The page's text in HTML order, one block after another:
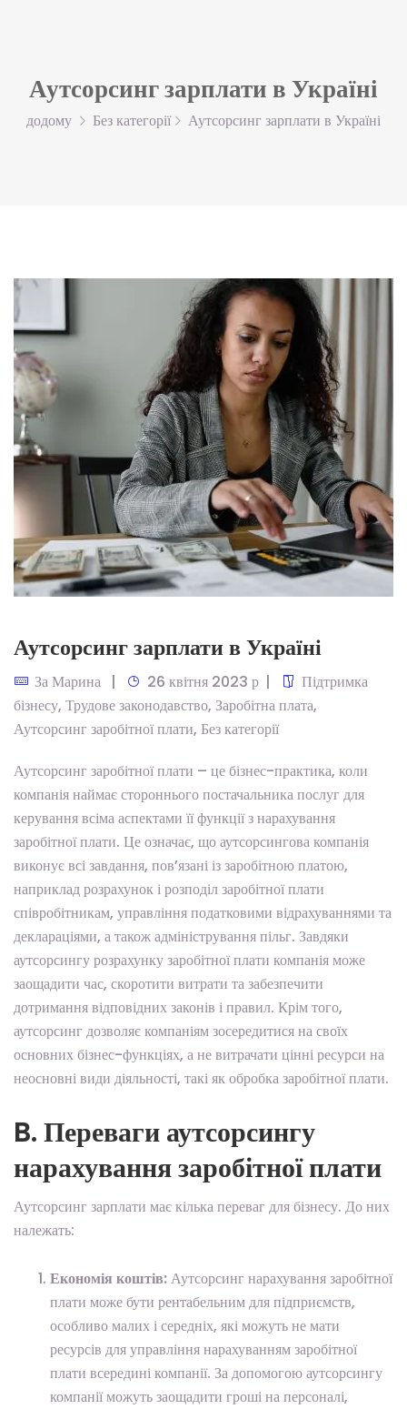
Аутсорсинг зарплати в Україні
додому Без категорії Аутсорсинг зарплати в Україні
Аутсорсинг зарплати в Україні
ЗаМарина 26 квітня 2023 р
Підтримка
бізнесу, Трудове законодавство, Заробітна плата,
Аутсорсинг заробітної плати, Без категорії
Аутсорсинг заробітної плати – це бізнес-практика, коли
компанія наймає стороннього постачальника послуг для
керування всіма аспектами її функції з нарахування
заробітної плати. Це означає, що аутсорсингова компанія
виконує всі завдання, пов’язані із заробітною платою,
наприклад розрахунок і розподіл заробітної плати
співробітникам, управління податковими відрахуваннями та
деклараціями, а також адміністрування пільг. Завдяки
аутсорсингу розрахунку заробітної плати компанія може
заощадити час, скоротити витрати та забезпечити
дотримання відповідних законів і правил. Крім того,
аутсорсинг дозволяє компаніям зосередитися на своїх
основних бізнес-функціях, а не витрачати цінні ресурси на
неосновні види діяльності, такі як обробка заробітної плати.
B. Переваги аутсорсингу
нарахування заробітної плати
Аутсорсинг зарплати має кілька переваг для бізнесу. До них
належать:
Економія коштів:Аутсорсинг нарахування заробітної
плати може бути рентабельним для підприємств,
особливо малих і середніх, які можуть не мати
ресурсів для управління нарахуванням заробітної
плати всередині компанії. За допомогою аутсорсингу
компанії можуть заощадити гроші на персоналі,